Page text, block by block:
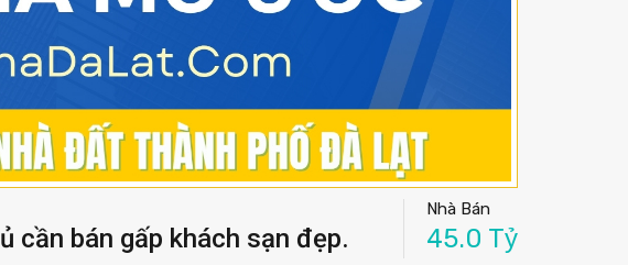
cần bán gấp khách sạn đẹp.
Nhà Bán
45.0 Tỷ